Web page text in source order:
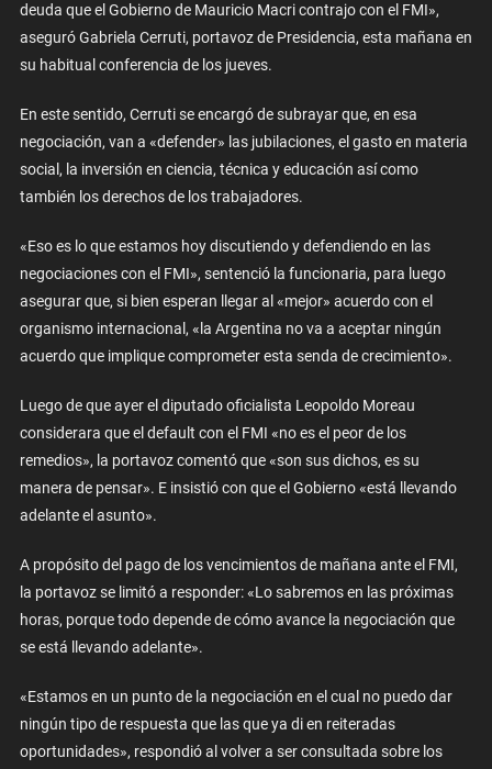
deuda que el Gobierno de Mauricio Macri contrajo con el FMI»,
aseguró Gabriela Cerruti, portavoz de Presidencia, esta mañana en
su habitual conferencia de los jueves.
En este sentido, Cerruti se encargó de subrayar que, en esa
negociación, van a «defender» las jubilaciones, el gasto en materia
social, la inversión en ciencia, técnica y educación así como
también los derechos de los trabajadores.
«Eso es lo que estamos hoy discutiendo y defendiendo en las
negociaciones con el FMI», sentenció la funcionaria, para luego
asegurar que, si bien esperan llegar al «mejor» acuerdo con el
organismo internacional, «la Argentina no va a aceptar ningún
acuerdo que implique comprometer esta senda de crecimiento».
Luego de que ayer el diputado oficialista Leopoldo Moreau
considerara que el default con el FMI «no es el peor de los
remedios», la portavoz comentó que «son sus dichos, es su
manera de pensar». E insistió con que el Gobierno «está llevando
adelante el asunto».
A propósito del pago de los vencimientos de mañana ante el FMI,
la portavoz se limitó a responder: «Lo sabremos en las próximas
horas, porque todo depende de cómo avance la negociación que
se está llevando adelante».
«Estamos en un punto de la negociación en el cual no puedo dar
ningún tipo de respuesta que las que ya di en reiteradas
oportunidades», respondió al volver a ser consultada sobre los